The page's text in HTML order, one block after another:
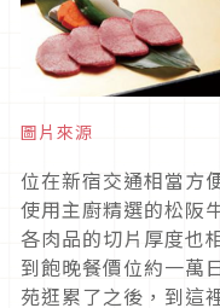
圖片來源
位在新宿交通相當方
使用主廚精選的松阪
各肉品的切片厚度也
到飽晚餐價位約一萬
苑逛累了之後，到這